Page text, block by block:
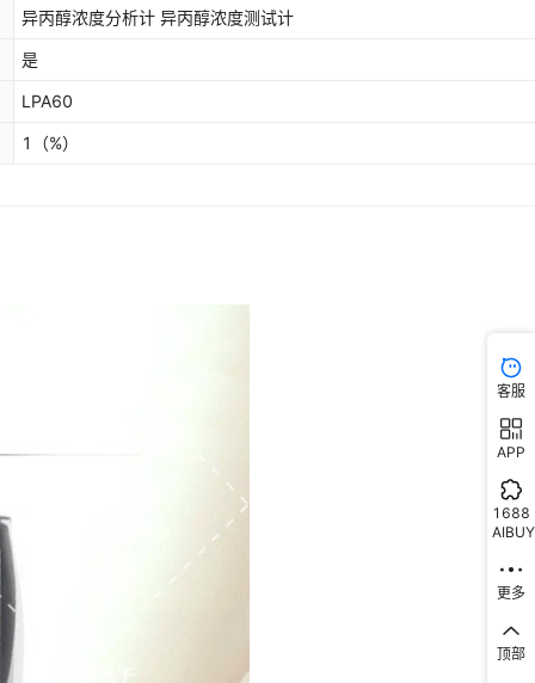
异丙醇浓度分析计 异丙醇浓度测试计
是
LPA60
1 （%）
客服
APP
1688
AIBUY
更多
顶部